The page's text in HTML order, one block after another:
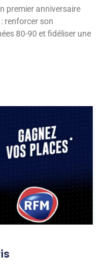
premier anniversaire
renforcer son
80-90 et fidéliser une